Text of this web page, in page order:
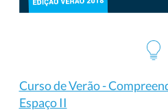
Curso de Verão -
Espaço II